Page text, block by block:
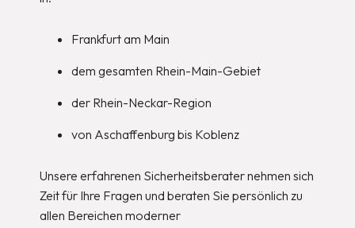
Frankfurt am Main
dem gesamten Rhein-Main-Gebiet
der Rhein-Neckar-Region
von Aschaffenburg bis Koblenz
Unsere erfahrenen Sicherheitsberater nehmen sich
Zeit für Ihre Fragen und beraten Sie persönlich zu
allen Bereichen moderner